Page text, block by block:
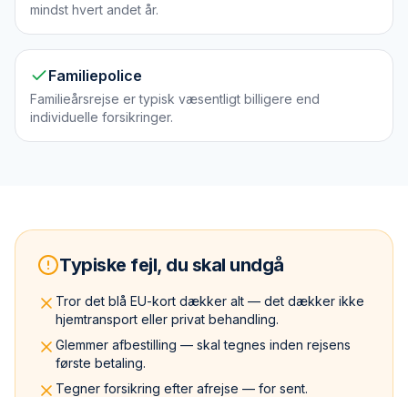
mindst hvert andet år.
Familiepolice
Familieårsrejse er typisk væsentligt billigere end
individuelle forsikringer.
Typiske fejl, du skal undgå
Tror det blå EU-kort dækker alt — det dækker ikke
hjemtransport eller privat behandling.
Glemmer afbestilling — skal tegnes inden rejsens
første betaling.
Tegner forsikring efter afrejse — for sent.